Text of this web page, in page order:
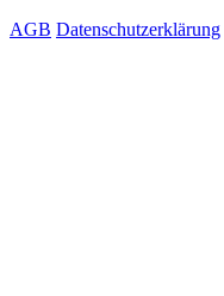
AGB Datenschutzerklärung